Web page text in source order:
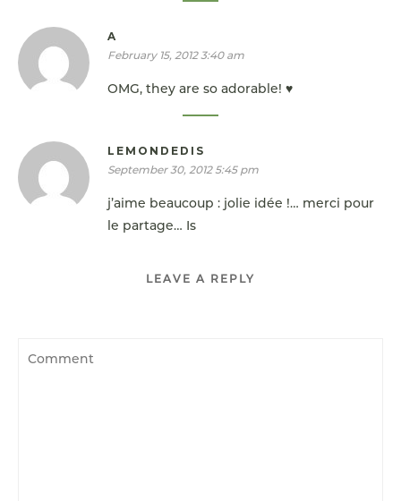
A
February 15, 2012 3:40 am
OMG, they are so adorable! ♥
LEMONDEDIS
September 30, 2012 5:45 pm
j’aime beaucoup : jolie idée !… merci pour
le partage… Is
LEAVE A REPLY